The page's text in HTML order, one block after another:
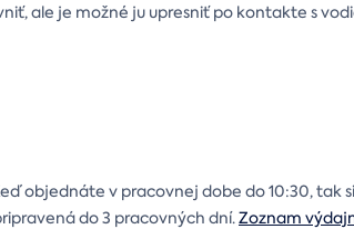
ale je možné ju upresniť po kontakte s
objednáte v pracovnej dobe do 10:30, tak
do 3 pracovných dní.Zoznam